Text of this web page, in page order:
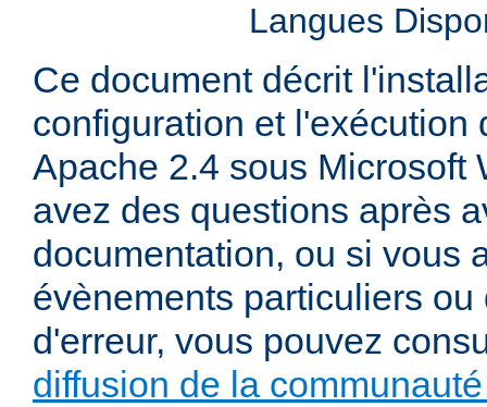
Langues
Ce document décrit
configuration et l'exécution
Apache 2.4 sous Microsoft
avez des questions après
documentation, ou si vous
évènements particuliers ou
d'erreur, vous pouvez
diffusion de la